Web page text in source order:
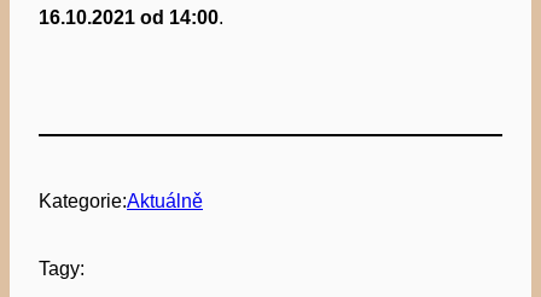
16.10.2021 od 14:00.
Kategorie:Aktuálně
Tagy: